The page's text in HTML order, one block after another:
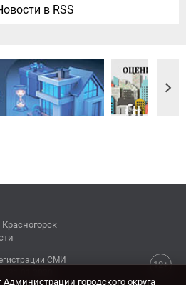
в RSS
Красногорск
12+
СМИ
городского округа